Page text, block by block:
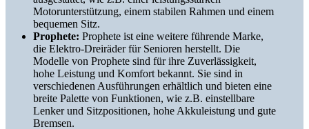
Motorunterstützung, einem stabilen Rahmen und einem
bequemen Sitz.
Prophete: Prophete ist eine weitere führende Marke,
die Elektro-Dreiräder für Senioren herstellt. Die
Modelle von Prophete sind für ihre Zuverlässigkeit,
hohe Leistung und Komfort bekannt. Sie sind in
verschiedenen Ausführungen erhältlich und bieten eine
breite Palette von Funktionen, wie z.B. einstellbare
Lenker und Sitzpositionen, hohe Akkuleistung und gute
Bremsen.